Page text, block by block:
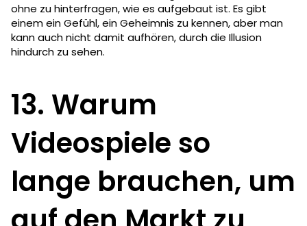
ohne zu hinterfragen, wie es aufgebaut ist. Es gibt
einem ein Gefühl, ein Geheimnis zu kennen, aber man
kann auch nicht damit aufhören, durch die Illusion
hindurch zu sehen.
13. Warum
Videospiele so
lange brauchen, um